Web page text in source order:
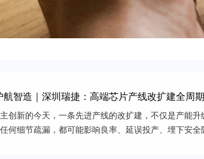
航智造｜深圳瑞捷：高端芯片产线改扩建全周
创新的今天，一条先进产线的改扩建，不仅是产能
何细节疏漏，都可能影响良率、延误投产、埋下安